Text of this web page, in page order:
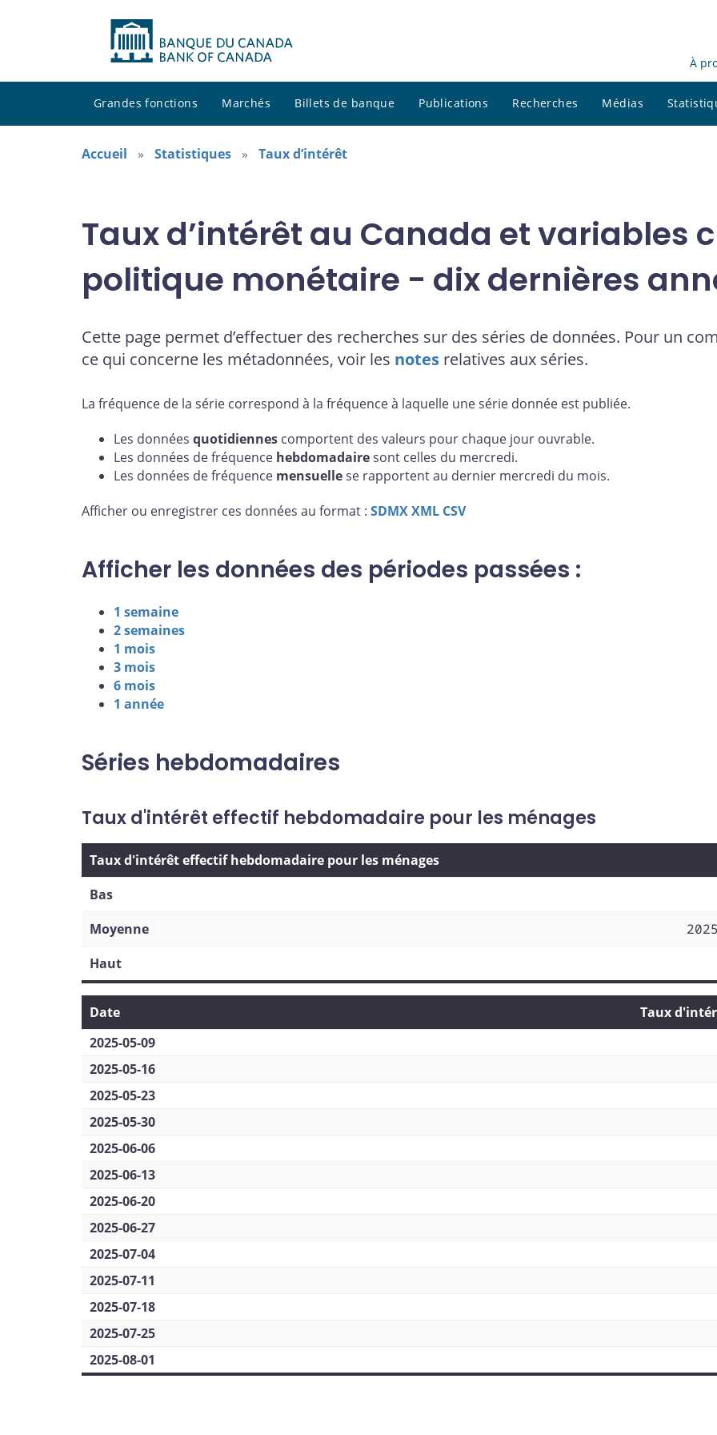
À
Grandes fonctions Marchés Billets de banque Publications Recherches Médias
Accueil Statistiques Taux d’intérêt
Taux d’intérêt au Canada et variables
politique monétaire - dix dernières
Cette page permet d’effectuer des recherches sur des séries de données. Pour un
ce qui concerne les métadonnées, voir les notes relatives aux séries.
La fréquence de la série correspond à la fréquence à laquelle une série donnée est publiée.
Les données quotidiennes comportent des valeurs pour chaque jour ouvrable.
Les données de fréquence hebdomadairesont celles du mercredi.
Les données de fréquence mensuellese rapportent au dernier mercredi du mois.
Afficher ou enregistrer ces données au format : SDMXXML CSV
Afficher les données des périodes passées :
1 semaine
2 semaines
1 mois
3 mois
6 mois
1 année
Séries hebdomadaires
Taux d'intérêt effectif hebdomadaire pour les ménages
Taux d'intérêt effectif hebdomadaire pour les ménages
Bas
Moyenne
Haut
Date
Taux
2025-05-09
2025-05-16
2025-05-23
2025-05-30
2025-06-06
2025-06-13
2025-06-20
2025-06-27
2025-07-04
2025-07-11
2025-07-18
2025-07-25
2025-08-01